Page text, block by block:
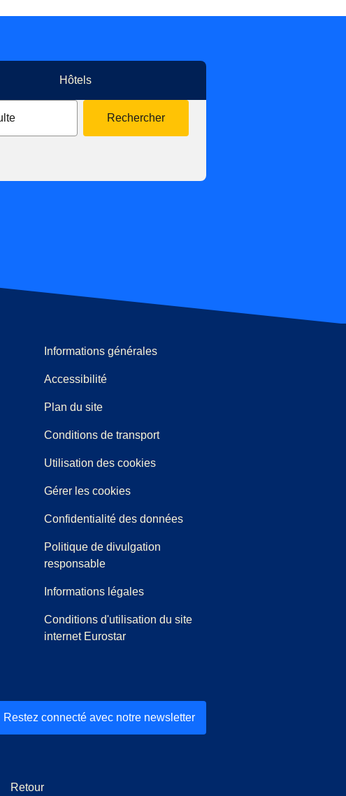
Hôtels
Rechercher
nouvel onglet)
Informations générales
Accessibilité
Plan du site
Conditions de transport
Utilisation des cookies
Gérer les cookies
Confidentialité des données
Politique de divulgation
responsable
Informations légales
Conditions d'utilisation du site
internet Eurostar
Restez connecté avec notre newsletter
Retour